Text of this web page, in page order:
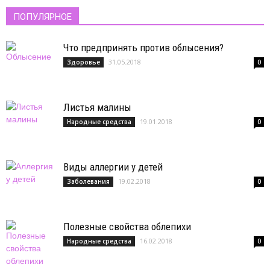
ПОПУЛЯРНОЕ
Что предпринять против облысения?
Здоровье 31.05.2018 0
Листья малины
Народные средства 19.01.2018 0
Виды аллергии у детей
Заболевания 19.02.2018 0
Полезные свойства облепихи
Народные средства 16.02.2018 0